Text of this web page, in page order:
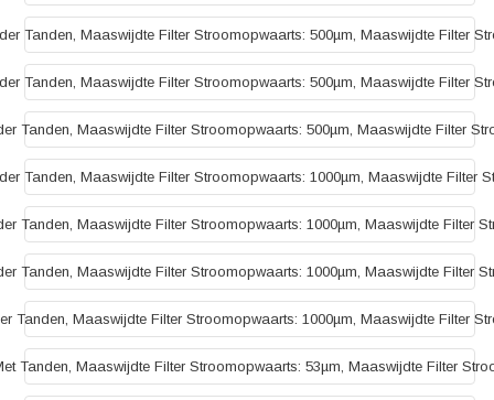
Tanden, Maaswijdte Filter Stroomopwaarts: 500µm, Maaswijdte Filter
Tanden, Maaswijdte Filter Stroomopwaarts: 500µm, Maaswijdte Filter
Tanden, Maaswijdte Filter Stroomopwaarts: 500µm, Maaswijdte Filter
Tanden, Maaswijdte Filter Stroomopwaarts: 1000µm, Maaswijdte Filter
Tanden, Maaswijdte Filter Stroomopwaarts: 1000µm, Maaswijdte Filter
Tanden, Maaswijdte Filter Stroomopwaarts: 1000µm, Maaswijdte Filter
Tanden, Maaswijdte Filter Stroomopwaarts: 1000µm, Maaswijdte Filter
Tanden, Maaswijdte Filter Stroomopwaarts: 53µm, Maaswijdte Filter